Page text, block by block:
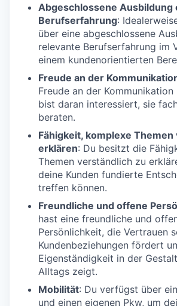
Abgeschlossene Ausbildung
Berufserfahrung:
über eine abgeschlossene
relevante Berufserfahrung im
einem kundenorientierten
Freude an der
Freude an der Kommunikation
bist daran interessiert, sie
beraten.
Fähigkeit, komplexe
erklären: Du besitzt die
Themen verständlich zu
deine Kunden fundierte
treffen können.
Freundliche und offene
hast eine freundliche und
Persönlichkeit, die Vertrauen
Kundenbeziehungen fördert
Eigenständigkeit in der
Alltags zeigt.
Mobilität: Du verfügst über
und einen eigenen Pkw, um